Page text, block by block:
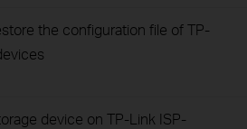
the configuration file of TP-
device on TP-Link ISP-